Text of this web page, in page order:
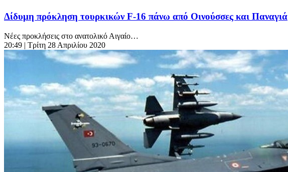
Δίδυμη πρόκληση τουρκικών F-16 πάνω από Οινούσσες και Παναγιά
Νέες προκλήσεις στο ανατολικό Αιγαίο…
20:49 | Τρίτη 28 Απριλίου 2020